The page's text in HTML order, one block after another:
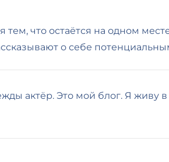
что остаётся на одном
о себе
актёр. Это мой блог. Я живу